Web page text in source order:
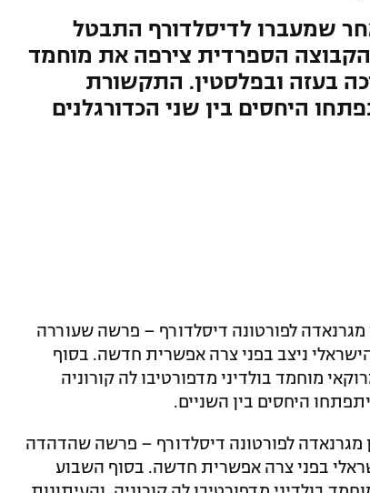
שמעברו לדיסלדורף התבטל
הקבוצה הספרדית צירפה את מוחמד
בעזה ובפלסטין. התקשורת
היחסים בין שני הכדורגלנים
מגרנאדה לפורטונה דיסלדורף – פרשה שעוררה
ניצב בפני צרה אפשרית חדשה. בסוף
מוחמד בולדיני מדפורטיבו לה קורוניה
היחסים בין השניים.
מגרנאדה לפורטונה דיסלדורף – פרשה שהדהדה
בפני צרה אפשרית חדשה. בסוף השבוע